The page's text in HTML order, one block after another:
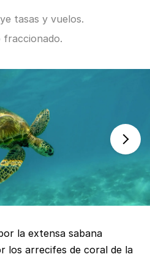
tasas y vuelos.
fraccionado.
la extensa sabana
los arrecifes de coral de la